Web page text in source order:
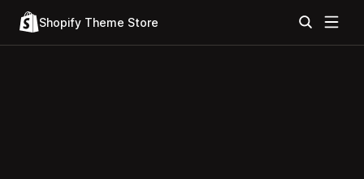
Shopify Theme Store